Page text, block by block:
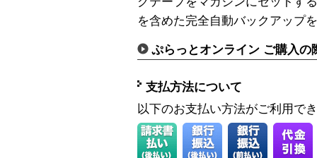
を含めた完全自動バックアップ
ぷらっとオンライン ご購入の
支払方法について
以下のお支払い方法がご利用で